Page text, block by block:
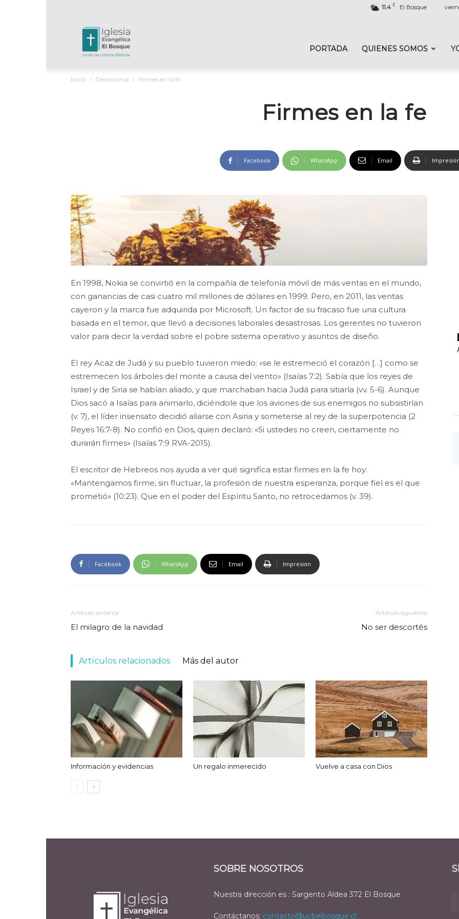
11.4 C El Bosque
PORTADA QUIENES SOMOS
Inicio Devocional Firmes en la fe
Firmes en la fe
Facebook WhatsApp Email Impresión
En 1998, Nokia se convirtió en la compañía de telefonía móvil de más ventas en el mundo,
con ganancias de casi cuatro mil millones de dólares en 1999. Pero, en 2011, las ventas
cayeron y la marca fue adquirida por Microsoft. Un factor de su fracaso fue una cultura
basada en el temor, que llevó a decisiones laborales desastrosas. Los gerentes no tuvieron
valor para decir la verdad sobre el pobre sistema operativo y asuntos de diseño.
El rey Acaz de Judá y su pueblo tuvieron miedo: «se le estremeció el corazón […] como se
estremecen los árboles del monte a causa del viento» (Isaías 7:2). Sabía que los reyes de
Israel y de Siria se habían aliado, y que marchaban hacia Judá para sitiarla (vv. 5-6). Aunque
Dios sacó a Isaías para animarlo, diciéndole que los aviones de sus enemigos no subsistirían
(v. 7), el líder insensato decidió aliarse con Asiria y someterse al rey de la superpotencia (2
Reyes 16:7-8). No confió en Dios, quien declaró: «Si ustedes no creen, ciertamente no
durarán firmes» (Isaías 7:9 RVA-2015).
El escritor de Hebreos nos ayuda a ver qué significa estar firmes en la fe hoy:
«Mantengamos firme, sin fluctuar, la profesión de nuestra esperanza, porque fiel es el que
prometió» (10:23). Que en el poder del Espíritu Santo, no retrocedamos (v. 39).
Facebook WhatsApp Email Impresión
Artículo anterior
El milagro de la navidad
Artículo siguiente
No ser descortés
Artículos relacionados Más del autor
Información y evidencias Un regalo inmerecido Vuelve a casa con Dios
SOBRE NOSOTROS
Nuestra dirección es : Sargento Aldea 372 El Bosque
Contáctanos: contacto@ucbelbosque.cl